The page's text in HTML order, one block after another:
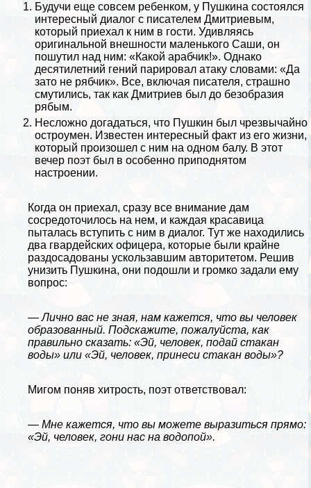
Будучи еще совсем ребенком, у Пушкина состоялся
интересный диалог с писателем Дмитриевым,
который приехал к ним в гости. Удивляясь
оригинальной внешности маленького Саши, он
пошутил над ним: «Какой арабчик!». Однако
десятилетний гений парировал атаку словами: «Да
зато не рябчик». Все, включая писателя, страшно
смутились, так как Дмитриев был до безобразия
рябым.
Несложно догадаться, что Пушкин был чрезвычайно
остроумен. Известен интересный факт из его жизни,
который произошел с ним на одном балу. В этот
вечер поэт был в особенно приподнятом
настроении.
Когда он приехал, сразу все внимание дам
сосредоточилось на нем, и каждая красавица
пыталась вступить с ним в диалог. Тут же находились
два гвардейских офицера, которые были крайне
раздосадованы ускользавшим авторитетом. Решив
унизить Пушкина, они подошли и громко задали ему
вопрос:
— Лично вас не зная, нам кажется, что вы человек
образованный. Подскажите, пожалуйста, как
правильно сказать: «Эй, человек, подай стакан
воды» или «Эй, человек, принеси стакан воды»?
Мигом поняв хитрость, поэт ответствовал:
— Мне кажется, что вы можете выразиться прямо:
«Эй, человек, гони нас на водопой».